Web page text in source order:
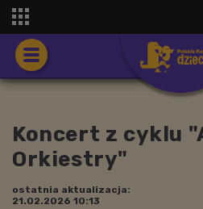
Koncert z cyklu
Orkiestry"
ostatnia aktualizacja:
21.02.2026 10:13